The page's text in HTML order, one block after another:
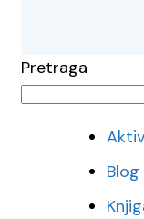
Pretraga
Blog